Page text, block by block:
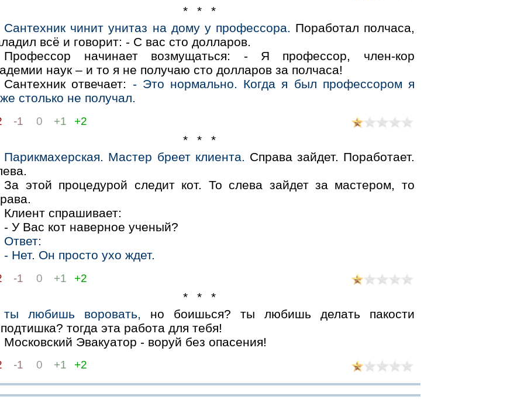
* * *
Сантехник чинит унитаз на дому у профессора. Поработал полчаса,
всё и говорит: - С вас сто долларов.
Профессор начинает возмущаться: - Я профессор, член-кор
наук – и то я не получаю сто долларов за полчаса!
Сантехник отвечает: - Это нормально. Когда я был профессором я
столько не получал.
-1 0 +1 +2
* * *
Парикмахерская. Мастер бреет клиента. Справа зайдет. Поработает.
За этой процедурой следит кот. То слева зайдет за мастером, то
Клиент спрашивает:
- У Вас кот наверное ученый?
Ответ:
- Нет. Он просто ухо ждет.
-1 0 +1 +2
* * *
ты любишь воровать,
но боишься? ты любишь делать пакости
тогда эта работа для тебя!
Московский Эвакуатор - воруй без опасения!
-1 0 +1 +2